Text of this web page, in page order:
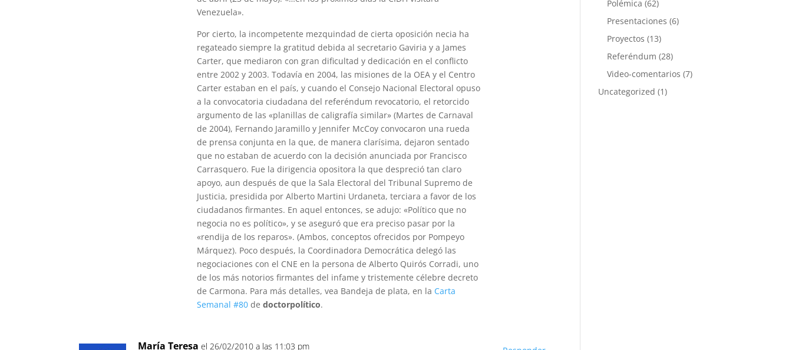
Venezuela».
Por cierto, la incompetente mezquindad de cierta oposición necia ha
regateado siempre la gratitud debida al secretario Gaviria y a James
Carter, que mediaron con gran dificultad y dedicación en el conflicto
entre 2002 y 2003. Todavía en 2004, las misiones de la OEA y el Centro
Carter estaban en el país, y cuando el Consejo Nacional Electoral opuso
a la convocatoria ciudadana del referéndum revocatorio, el retorcido
argumento de las «planillas de caligrafía similar» (Martes de Carnaval
de 2004), Fernando Jaramillo y Jennifer McCoy convocaron una rueda
de prensa conjunta en la que, de manera clarísima, dejaron sentado
que no estaban de acuerdo con la decisión anunciada por Francisco
Carrasquero. Fue la dirigencia opositora la que despreció tan claro
apoyo, aun después de que la Sala Electoral del Tribunal Supremo de
Justicia, presidida por Alberto Martini Urdaneta, terciara a favor de los
ciudadanos firmantes. En aquel entonces, se adujo: «Político que no
negocia no es político», y se aseguró que era preciso pasar por la
«rendija de los reparos». (Ambos, conceptos ofrecidos por Pompeyo
Márquez). Poco después, la Coordinadora Democrática delegó las
negociaciones con el CNE en la persona de Alberto Quirós Corradi, uno
de los más notorios firmantes del infame y tristemente célebre decreto
de Carmona. Para más detalles, vea Bandeja de plata, en la Carta
Semanal #80 dedoctorpolítico.
María Teresa el 26/02/2010 a las 11:03 pm
Polémica (62)
Presentaciones (6)
Proyectos (13)
Referéndum (28)
Video-comentarios (7)
Uncategorized (1)